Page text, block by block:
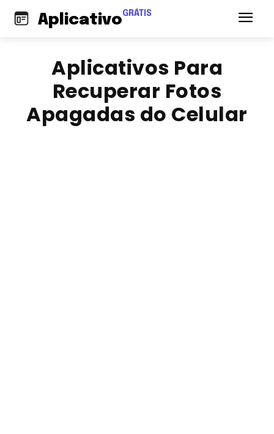
AplicativoGRÁTIS
Aplicativos Para
Recuperar Fotos
Apagadas do Celular